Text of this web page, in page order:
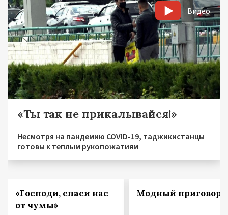
Видео
«Ты так не прикалывайся!»
Несмотря на пандемию COVID-19, таджикистанцы
готовы к теплым рукопожатиям
«Господи, спаси нас
от чумы»
Модный приговор